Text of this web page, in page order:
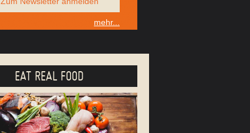
mehr...
EAT REAL FOOD